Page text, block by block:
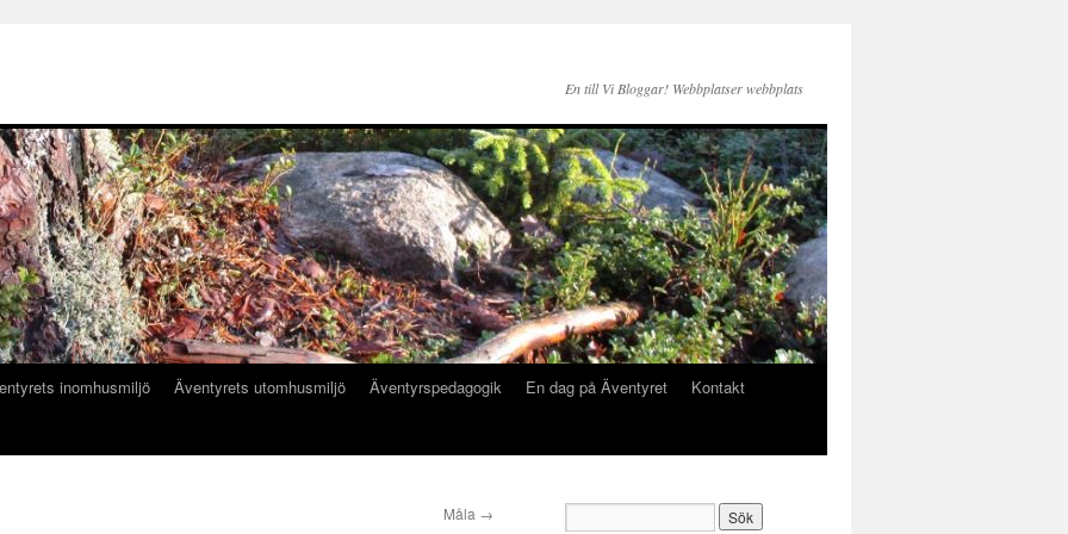
En till Vi Bloggar! Webbplatser webbplats
inomhusmiljö Äventyrets utomhusmiljö Äventyrspedagogik En dag på Äventyret
Kontakt
Måla →